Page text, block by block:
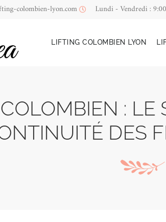
colombien-lyon.com Lundi - Vendredi :
LIFTING COLOMBIEN LYON
: LE
DES